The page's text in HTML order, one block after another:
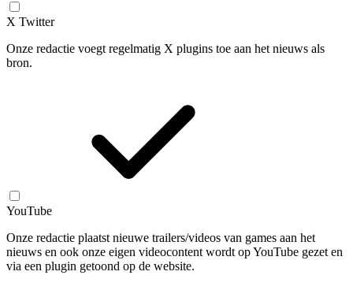
X Twitter
Onze redactie voegt regelmatig X plugins toe aan het nieuws als
bron.
YouTube
Onze redactie plaatst nieuwe trailers/videos van games aan het
nieuws en ook onze eigen videocontent wordt op YouTube gezet en
via een plugin getoond op de website.